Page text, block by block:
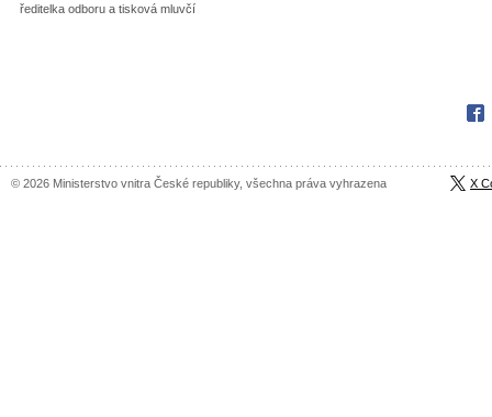
ředitelka odboru a tisková mluvčí
© 2026 Ministerstvo vnitra České republiky, všechna práva vyhrazena X